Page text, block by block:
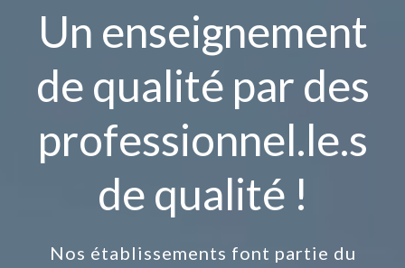
Un enseignement
de qualité par des
professionnel.le.s
de qualité !
Nos établissements font partie du